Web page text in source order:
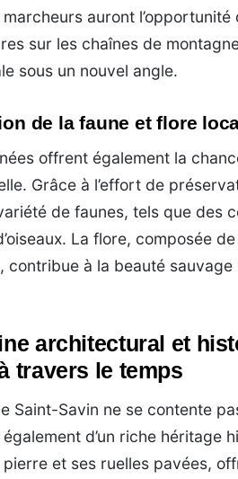
marcheurs auront
sur les chaînes de
sous un nouvel angle.
de la faune et flore
offrent également la
Grâce à l’effort de
de faunes, tels que des
La flore, composée
contribue à la beauté
architectural et
travers le temps
Saint-Savin ne se contente
d’un riche héritage
pierre et ses ruelles pavées,